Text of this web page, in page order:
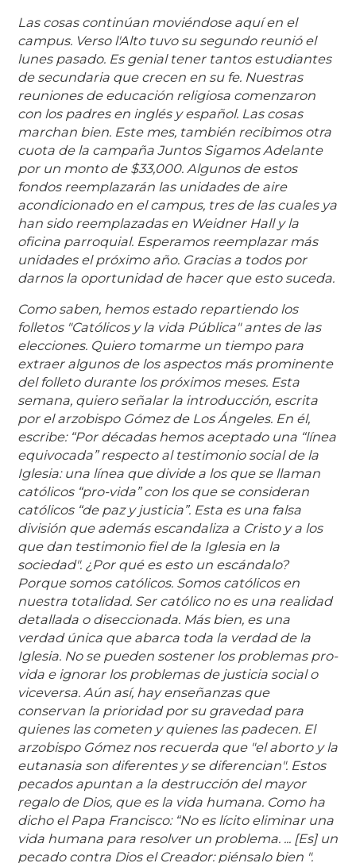
Las cosas continúan moviéndose aquí en el
campus. Verso l'Alto tuvo su segundo reunió el
lunes pasado. Es genial tener tantos estudiantes
de secundaria que crecen en su fe. Nuestras
reuniones de educación religiosa comenzaron
con los padres en inglés y español. Las cosas
marchan bien. Este mes, también recibimos otra
cuota de la campaña Juntos Sigamos Adelante
por un monto de $33,000. Algunos de estos
fondos reemplazarán las unidades de aire
acondicionado en el campus, tres de las cuales ya
han sido reemplazadas en Weidner Hall y la
oficina parroquial. Esperamos reemplazar más
unidades el próximo año. Gracias a todos por
darnos la oportunidad de hacer que esto suceda.
Como saben, hemos estado repartiendo los
folletos "Católicos y la vida Pública" antes de las
elecciones. Quiero tomarme un tiempo para
extraer algunos de los aspectos más prominente
del folleto durante los próximos meses. Esta
semana, quiero señalar la introducción, escrita
por el arzobispo Gómez de Los Ángeles. En él,
escribe: “Por décadas hemos aceptado una “línea
equivocada” respecto al testimonio social de la
Iglesia: una línea que divide a los que se llaman
católicos “pro-vida” con los que se consideran
católicos “de paz y justicia”. Esta es una falsa
división que además escandaliza a Cristo y a los
que dan testimonio fiel de la Iglesia en la
sociedad". ¿Por qué es esto un escándalo?
Porque somos católicos. Somos católicos en
nuestra totalidad. Ser católico no es una realidad
detallada o diseccionada. Más bien, es una
verdad única que abarca toda la verdad de la
Iglesia. No se pueden sostener los problemas pro-
vida e ignorar los problemas de justicia social o
viceversa. Aún así, hay enseñanzas que
conservan la prioridad por su gravedad para
quienes las cometen y quienes las padecen. El
arzobispo Gómez nos recuerda que "el aborto y la
eutanasia son diferentes y se diferencian". Estos
pecados apuntan a la destrucción del mayor
regalo de Dios, que es la vida humana. Como ha
dicho el Papa Francisco: “No es lícito eliminar una
vida humana para resolver un problema. ... [Es] un
pecado contra Dios el Creador: piénsalo bien ".